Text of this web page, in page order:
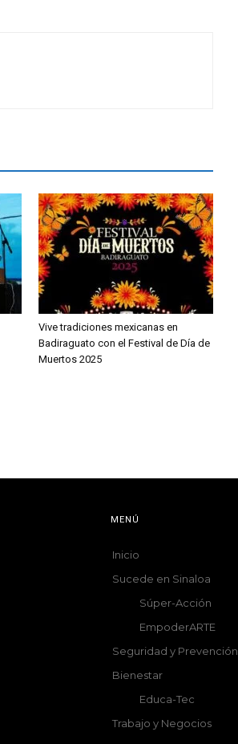
Vive tradiciones mexicanas en
Badiraguato con el Festival de Día de
Muertos 2025
MENÚ
Inicio
Sucede en Sinaloa
Súper-Acción
EmpoderARTE
Seguridad y Prevención
Bienestar
Educa-Tec
Trabajo y Negocios